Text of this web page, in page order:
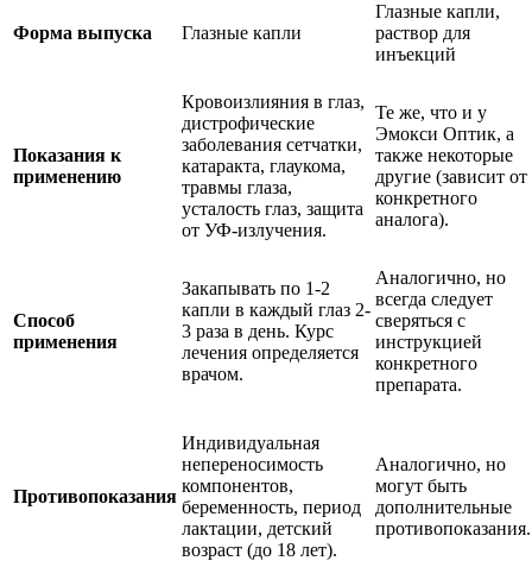
Форма выпуска Глазные капли
Глазные капли,
раствор для
инъекций
Показания к
применению
Кровоизлияния в глаз,
дистрофические
заболевания сетчатки,
катаракта, глаукома,
травмы глаза,
усталость глаз, защита
от УФ-излучения.
Те же, что и у
Эмокси Оптик, а
также некоторые
другие (зависит от
конкретного
аналога).
Способ
применения
Закапывать по 1-2
капли в каждый глаз 2-
3 раза в день. Курс
лечения определяется
врачом.
Аналогично, но
всегда следует
сверяться с
инструкцией
конкретного
препарата.
Противопоказания
Индивидуальная
непереносимость
компонентов,
беременность, период
лактации, детский
возраст (до 18 лет).
Аналогично, но
могут быть
дополнительные
противопоказания.